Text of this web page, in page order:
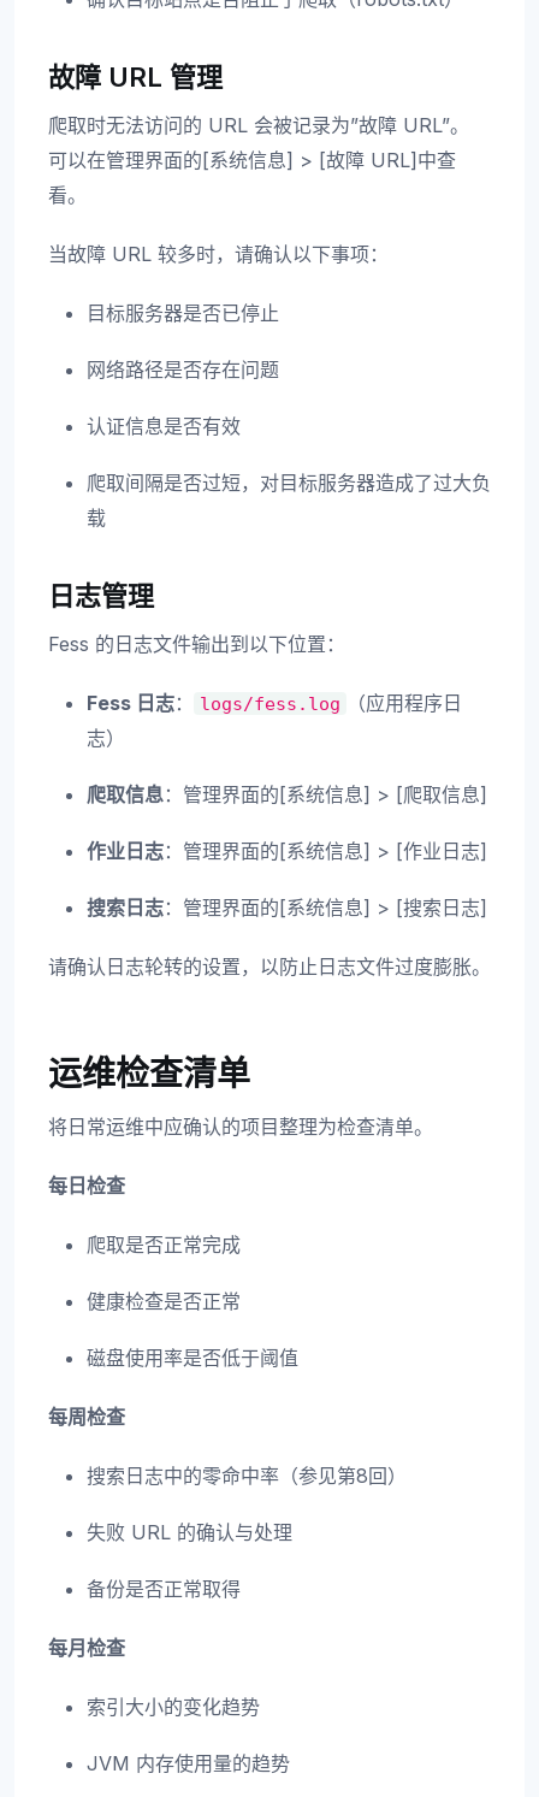
故障 URL 管理
爬取时无法访问的 URL 会被记录为”故障 URL”。
可以在管理界面的[系统信息] > [故障 URL]中查
看。
当故障 URL 较多时，请确认以下事项：
目标服务器是否已停止
网络路径是否存在问题
认证信息是否有效
爬取间隔是否过短，对目标服务器造成了过大负
载
日志管理
Fess 的日志文件输出到以下位置：
Fess 日志： logs/fess.log
（应用程序日
志）
爬取信息：管理界面的[系统信息] > [爬取信息]
作业日志：管理界面的[系统信息] > [作业日志]
搜索日志：管理界面的[系统信息] > [搜索日志]
请确认日志轮转的设置，以防止日志文件过度膨胀。
运维检查清单
将日常运维中应确认的项目整理为检查清单。
每日检查
爬取是否正常完成
健康检查是否正常
磁盘使用率是否低于阈值
每周检查
搜索日志中的零命中率（参见第8回）
失败 URL 的确认与处理
备份是否正常取得
每月检查
索引大小的变化趋势
JVM 内存使用量的趋势